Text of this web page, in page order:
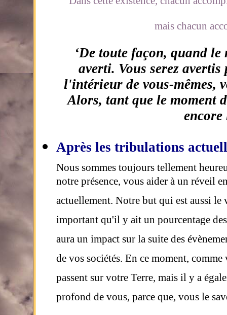
mais chacun
‘De toute façon, quand
averti. Vous serez
l'intérieur de vous-mêmes,
Alors, tant que le moment
Après les tribulations
Nous sommes toujours tellement
notre présence, vous aider à un réveil
actuellement. Notre but qui est aussi
important qu'il y ait un pourcentage
aura un impact sur la suite des
de vos sociétés. En ce moment,
passent sur votre Terre, mais il y a
profond de vous, parce que, vous le